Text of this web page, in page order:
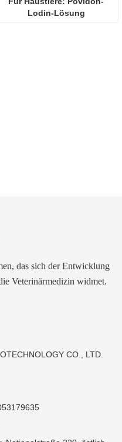
Lodin-Lösung
das sich der Entwicklung
Veterinärmedizin widmet.
CO., LTD.